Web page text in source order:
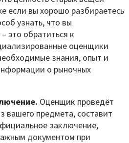
если вы хорошо разбираетесь
узнать, что вы
это обратиться к
оценщики
знания, опыт и
о рыночных
Оценщик проведёт
вашего предмета, составит
заключение,
документом при